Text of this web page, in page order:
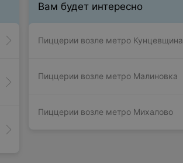
Вам будет интересно
Пиццерии возле метро Кунцевщина
Пиццерии возле метро Малиновка
Пиццерии возле метро Михалово